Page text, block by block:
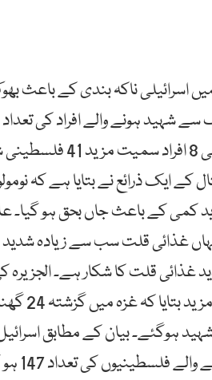
ناکہ بندی کے باعث
کے نتیجے میں امداد
ایک ذرائع نے بتایا ہے کہ
کمی کے باعث جاں بحق ہو گیا۔
غذائی قلت سب سے زیادہ شدید
شدید غذائی قلت کا شکار ہے۔
ہوگئے۔ بیان کے مطابق